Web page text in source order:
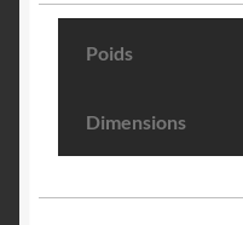
Poids
Dimensions